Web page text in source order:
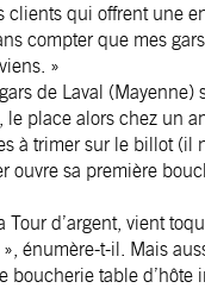
clients qui offrent une
compter que mes
»
de Laval (Mayenne)
place alors chez un
à trimer sur le billot (il
ouvre sa première
d’argent, vient
énumère-t-il. Mais
table d’hôte